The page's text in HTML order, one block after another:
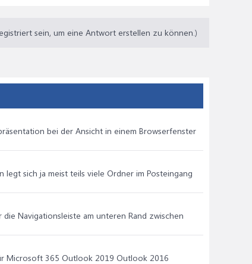
sein, um eine Antwort erstellen zu können.)
bei der Ansicht in einem Browserfenster
sich ja meist teils viele Ordner im Posteingang
Navigationsleiste am unteren Rand zwischen
Microsoft 365 Outlook 2019 Outlook 2016